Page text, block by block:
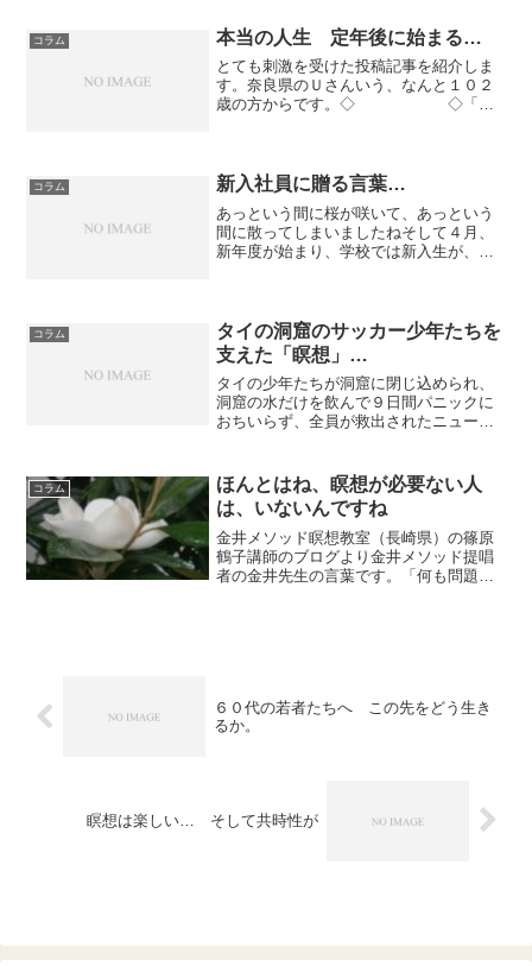
を開く）金井先生）理屈としては、２と
３の意識は同じです。強い...
コラム 本当の人生 定年後に始まる…
とても刺激を受けた投稿記事を紹介しま
す。奈良県のＵさんいう、なんと１０２
歳の方からです。◇ ◇「終
説だそうです。私は、５５...
コラム 新入社員に贈る言葉…
あっという間に桜が咲いて、あっという
間に散ってしまいましたねそして４月、
新年度が始まり、学校では新入生が、会
言葉です。「仕事がうまく...
コラム
タイの洞窟のサッカー少年たちを
支えた「瞑想」…
タイの少年たちが洞窟に閉じ込められ、
洞窟の水だけを飲んで９日間パニックに
おちいらず、全員が救出されたニュース
年たちがパニックにならないよう僧侶で
サッカーコーチの青年が...
コラム
ほんとはね、瞑想が必要ない人
は、いないんですね
金井メソッド瞑想教室（長崎県）の篠原
鶴子講師のブログより金井メソッド提唱
者の金井先生の言葉です。「何も問題な
６０代の若者たちへ この先をどう生き
るか。
瞑想は楽しい… そして共時性が